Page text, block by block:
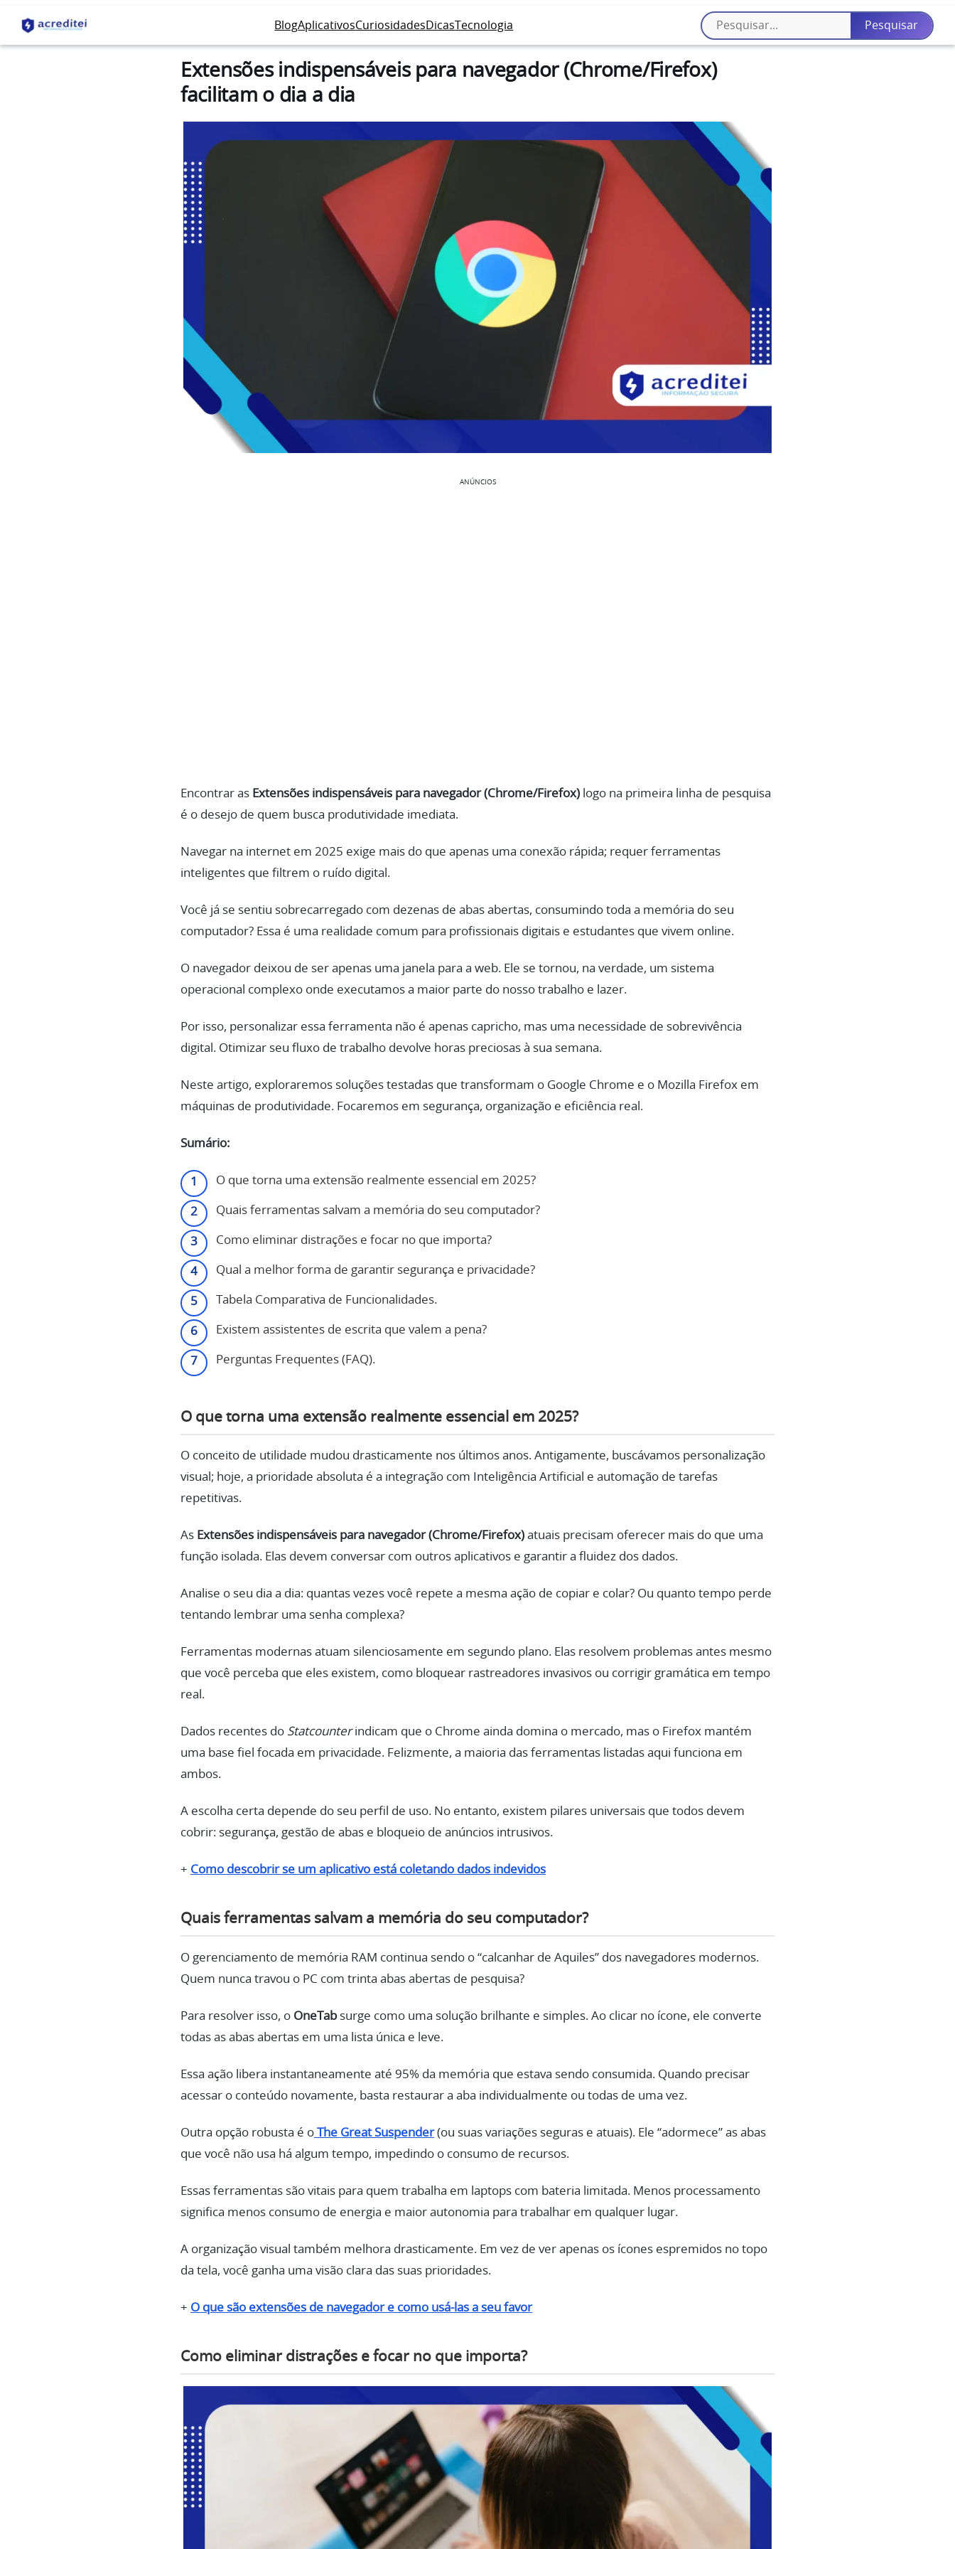
BlogAplicativosCuriosidadesDicasTecnologia
Extensões indispensáveis para navegador (Chrome/Firefox)
facilitam o dia a dia
ANÚNCIOS
Encontrar as Extensões indispensáveis para navegador (Chrome/Firefox) logo na primeira linha de pesquisa
é o desejo de quem busca produtividade imediata.
Navegar na internet em 2025 exige mais do que apenas uma conexão rápida; requer ferramentas
inteligentes que filtrem o ruído digital.
Você já se sentiu sobrecarregado com dezenas de abas abertas, consumindo toda a memória do seu
computador? Essa é uma realidade comum para profissionais digitais e estudantes que vivem online.
O navegador deixou de ser apenas uma janela para a web. Ele se tornou, na verdade, um sistema
operacional complexo onde executamos a maior parte do nosso trabalho e lazer.
Por isso, personalizar essa ferramenta não é apenas capricho, mas uma necessidade de sobrevivência
digital. Otimizar seu fluxo de trabalho devolve horas preciosas à sua semana.
Neste artigo, exploraremos soluções testadas que transformam o Google Chrome e o Mozilla Firefox em
máquinas de produtividade. Focaremos em segurança, organização e eficiência real.
Sumário:
O que torna uma extensão realmente essencial em 2025?
Quais ferramentas salvam a memória do seu computador?
Como eliminar distrações e focar no que importa?
Qual a melhor forma de garantir segurança e privacidade?
Tabela Comparativa de Funcionalidades.
Existem assistentes de escrita que valem a pena?
Perguntas Frequentes (FAQ).
O que torna uma extensão realmente essencial em 2025?
O conceito de utilidade mudou drasticamente nos últimos anos. Antigamente, buscávamos personalização
visual; hoje, a prioridade absoluta é a integração com Inteligência Artificial e automação de tarefas
repetitivas.
As Extensões indispensáveis para navegador (Chrome/Firefox) atuais precisam oferecer mais do que uma
função isolada. Elas devem conversar com outros aplicativos e garantir a fluidez dos dados.
Analise o seu dia a dia: quantas vezes você repete a mesma ação de copiar e colar? Ou quanto tempo perde
tentando lembrar uma senha complexa?
Ferramentas modernas atuam silenciosamente em segundo plano. Elas resolvem problemas antes mesmo
que você perceba que eles existem, como bloquear rastreadores invasivos ou corrigir gramática em tempo
real.
Dados recentes do Statcounterindicam que o Chrome ainda domina o mercado, mas o Firefox mantém
uma base fiel focada em privacidade. Felizmente, a maioria das ferramentas listadas aqui funciona em
ambos.
A escolha certa depende do seu perfil de uso. No entanto, existem pilares universais que todos devem
cobrir: segurança, gestão de abas e bloqueio de anúncios intrusivos.
+ Como descobrir se um aplicativo está coletando dados indevidos
Quais ferramentas salvam a memória do seu computador?
O gerenciamento de memória RAM continua sendo o “calcanhar de Aquiles” dos navegadores modernos.
Quem nunca travou o PC com trinta abas abertas de pesquisa?
Para resolver isso, o OneTab surge como uma solução brilhante e simples. Ao clicar no ícone, ele converte
todas as abas abertas em uma lista única e leve.
Essa ação libera instantaneamente até 95% da memória que estava sendo consumida. Quando precisar
acessar o conteúdo novamente, basta restaurar a aba individualmente ou todas de uma vez.
Outra opção robusta é o The Great Suspender(ou suas variações seguras e atuais). Ele “adormece” as abas
que você não usa há algum tempo, impedindo o consumo de recursos.
Essas ferramentas são vitais para quem trabalha em laptops com bateria limitada. Menos processamento
significa menos consumo de energia e maior autonomia para trabalhar em qualquer lugar.
A organização visual também melhora drasticamente. Em vez de ver apenas os ícones espremidos no topo
da tela, você ganha uma visão clara das suas prioridades.
+ O que são extensões de navegador e como usá-las a seu favor
Como eliminar distrações e focar no que importa?